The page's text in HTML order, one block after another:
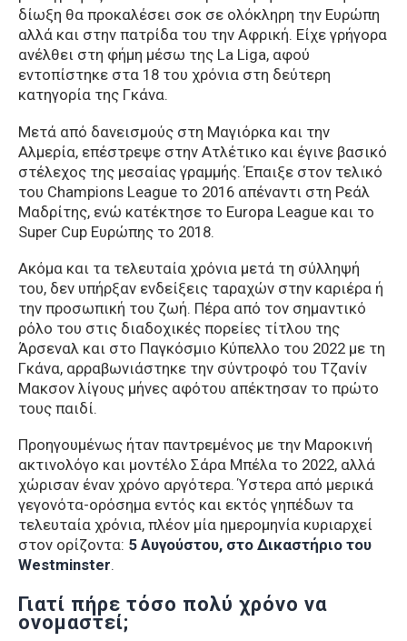
δίωξη θα προκαλέσει σοκ σε ολόκληρη την Ευρώπη
αλλά και στην πατρίδα του την Αφρική. Είχε γρήγορα
ανέλθει στη φήμη μέσω της La Liga, αφού
εντοπίστηκε στα 18 του χρόνια στη δεύτερη
κατηγορία της Γκάνα.
Μετά από δανεισμούς στη Μαγιόρκα και την
Αλμερία, επέστρεψε στην Ατλέτικο και έγινε βασικό
στέλεχος της μεσαίας γραμμής. Έπαιξε στον τελικό
του Champions League το 2016 απέναντι στη Ρεάλ
Μαδρίτης, ενώ κατέκτησε το Europa League και το
Super Cup Ευρώπης το 2018.
Ακόμα και τα τελευταία χρόνια μετά τη σύλληψή
του, δεν υπήρξαν ενδείξεις ταραχών στην καριέρα ή
την προσωπική του ζωή. Πέρα από τον σημαντικό
ρόλο του στις διαδοχικές πορείες τίτλου της
Άρσεναλ και στο Παγκόσμιο Κύπελλο του 2022 με τη
Γκάνα, αρραβωνιάστηκε την σύντροφό του Τζανίν
Μακσον λίγους μήνες αφότου απέκτησαν το πρώτο
τους παιδί.
Προηγουμένως ήταν παντρεμένος με την Μαροκινή
ακτινολόγο και μοντέλο Σάρα Μπέλα το 2022, αλλά
χώρισαν έναν χρόνο αργότερα. Ύστερα από μερικά
γεγονότα-ορόσημα εντός και εκτός γηπέδων τα
τελευταία χρόνια, πλέον μία ημερομηνία κυριαρχεί
στον ορίζοντα: 5 Αυγούστου, στο Δικαστήριο του
Westminster.
Γιατί πήρε τόσο πολύ χρόνο να
ονομαστεί;